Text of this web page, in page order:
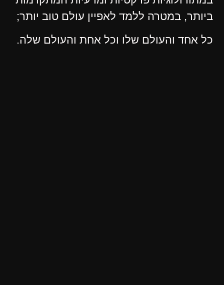
ביותר, במטרה ללמד לאפיין עולם טוב יותר;
כל אחד והעולם שלו וכל אחת והעולם שלה.